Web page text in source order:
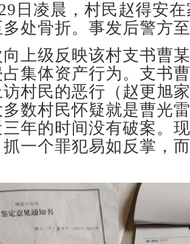
日凌晨，村民赵得安
处骨折。事发后警方
上级反映该村支书曹
集体资产行为。支书
村民的恶行（赵更旭
数村民怀疑就是曹光
年的时间没有破案。
一个罪犯易如反掌，